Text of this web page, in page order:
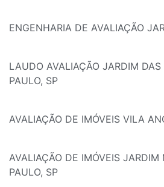
ENGENHARIA DE AVALIAÇÃO
LAUDO AVALIAÇÃO JARDIM DAS
PAULO, SP
AVALIAÇÃO DE IMÓVEIS VILA
AVALIAÇÃO DE IMÓVEIS JARDIM
PAULO, SP